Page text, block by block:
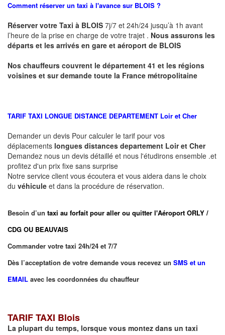
Comment réserver un taxi à l'avance sur BLOIS ?
Réserver votre Taxi à BLOIS 7j/7 et 24h/24 jusqu’à 1h avant
l’heure de la prise en charge de votre trajet . Nous assurons les
départs et les arrivés en gare et aéroport de BLOIS
Nos chauffeurs couvrent le département 41 et les régions
voisines et sur demande toute la France métropolitaine
TARIF TAXI LONGUE DISTANCE DEPARTEMENT Loir et Cher
Demander un devis Pour calculer le tarif pour vos
déplacements longues distances departement Loir et Cher
Demandez nous un devis détaillé et nous l'étudirons ensemble .et
profitez d'un prix fixe sans surprise
Notre service client vous écoutera et vous aidera dans le choix
du véhicule et dans la procédure de réservation.
Besoin d’un taxi au forfait pour aller ou quitter l'Aéroport ORLY /
CDG OU BEAUVAIS
Commander votre taxi 24h/24 et 7/7
Dès l’acceptation de votre demande vous recevez un SMS et un
EMAIL avec les coordonnées du chauffeur
TARIF TAXI Blois
La plupart du temps, lorsque vous montez dans un taxi